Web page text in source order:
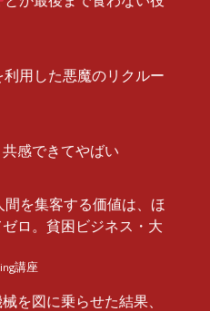
用した悪魔のリクルー
感できてやばい
を集客する価値は、ほ
ロ。貧困ビジネス・大
講座
を図に乗らせた結果、